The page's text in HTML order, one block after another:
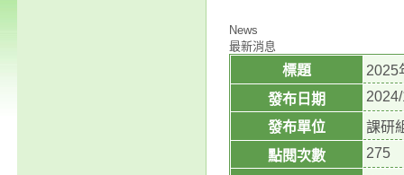
News
最新消息
標題
2025
發布日期
發布單位
課研
點閱次數
275